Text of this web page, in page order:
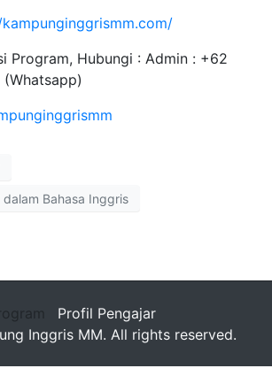
Program, Hubungi : Admin : +62
dalam Bahasa Inggris
Profil Pengajar
Inggris MM. All rights reserved.